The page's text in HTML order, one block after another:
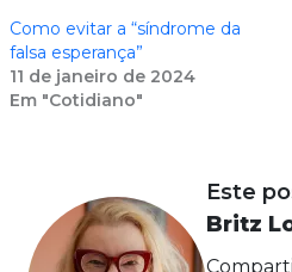
Como evitar a “síndrome da
falsa esperança”
11 de janeiro de 2024
Em "Cotidiano"
Este
Britz